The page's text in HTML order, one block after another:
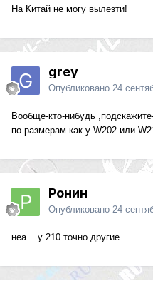
На Китай не могу вылезти!
grey
Опубликовано 24
Вообще-кто-нибудь
по размерам как у W202 или
Ронин
Опубликовано 24
неа... у 210 точно другие.